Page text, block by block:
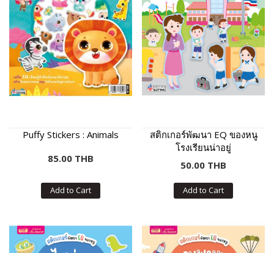
Puffy Stickers : Animals
85.00 THB
Add to Cart
สติกเกอร์พัฒนา EQ ของหนู
โรงเรียนน่าอยู่
50.00 THB
Add to Cart